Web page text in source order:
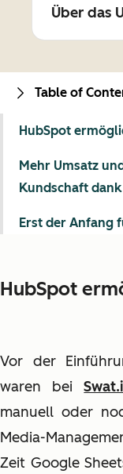
Über das
HubSpot
Vor der
waren bei
manuell oder
Media-
Zeit Google
Table of
HubSpot
Mehr Umsatz
Kundschaft
Erst der Anfang